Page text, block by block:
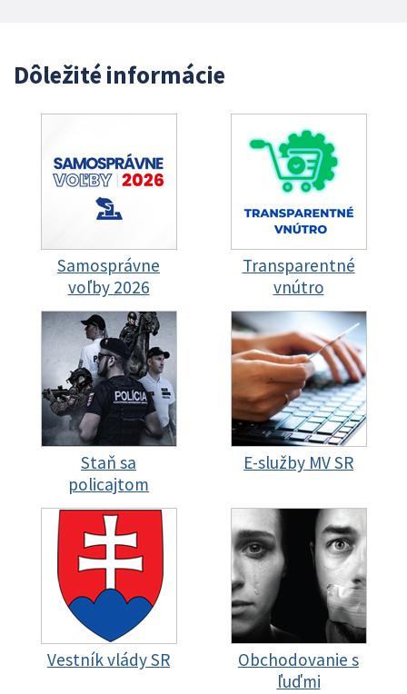
Dôležité informácie
Samosprávne
voľby 2026
Transparentné
vnútro
Staň sa
policajtom
E-služby MV SR
Vestník vlády SR
Obchodovanie s
ľuďmi